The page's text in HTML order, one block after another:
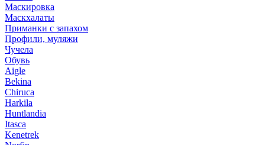
Маскировка
Маскхалаты
Приманки с запахом
Профили, муляжи
Чучела
Обувь
Aigle
Bekina
Chiruсa
Harkila
Huntlandia
Itasca
Kenetrek